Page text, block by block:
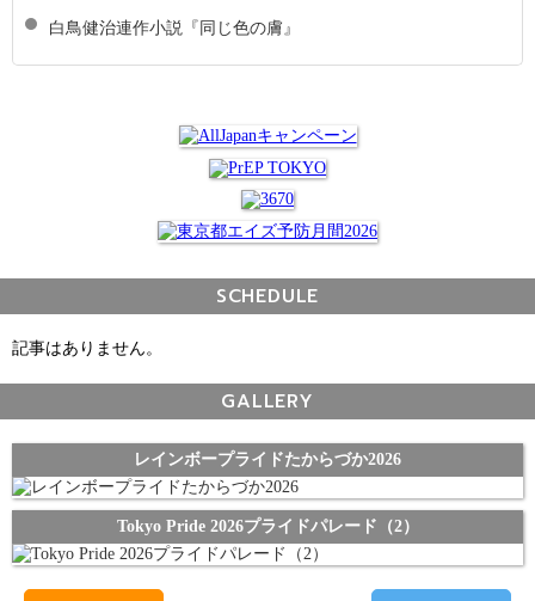
白鳥健治連作小説『同じ色の膚』
SCHEDULE
記事はありません。
GALLERY
レインボープライドたからづか2026
Tokyo Pride 2026プライドパレード（2）